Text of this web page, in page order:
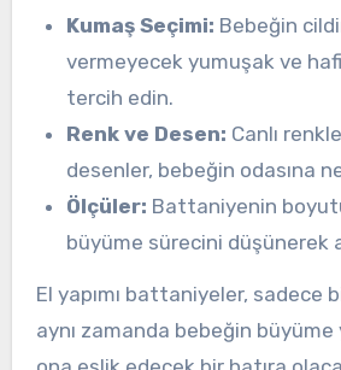
Kumaş Seçimi: Bebeğin
vermeyecek yumuşak ve
tercih edin.
Renk ve Desen: Canlı
desenler, bebeğin odasına
Ölçüler: Battaniyenin
büyüme sürecini düşünerek
El yapımı battaniyeler, sadece
aynı zamanda bebeğin